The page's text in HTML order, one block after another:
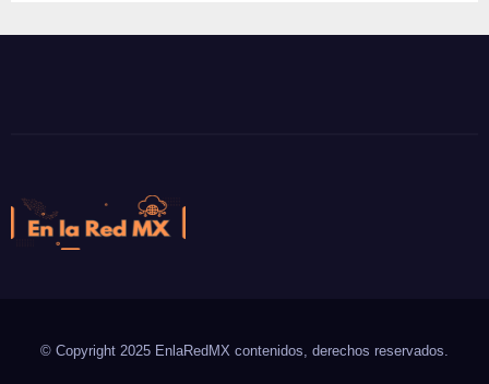
© Copyright 2025 EnlaRedMX contenidos, derechos reservados.